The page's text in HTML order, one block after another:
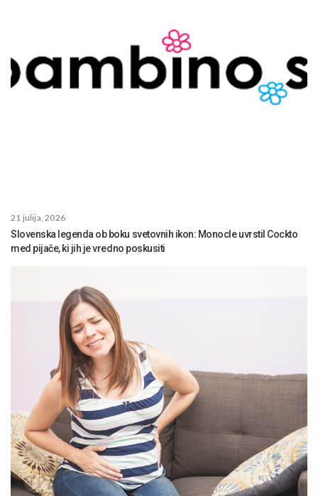
21 julija, 2026
Slovenska legenda ob boku svetovnih ikon: Monocle uvrstil Cockto
med pijače, ki jih je vredno poskusiti